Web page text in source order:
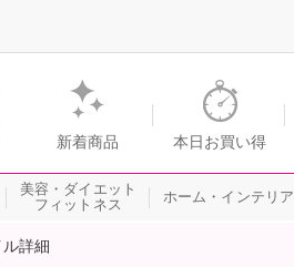
レビショッピングのショップチャンネル
新着商品 本日お買い得
美容・ダイエット
フィットネス
ホーム・インテリア
詳細